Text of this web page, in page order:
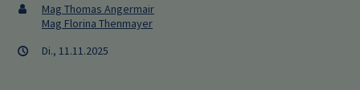
Mag Thomas Angermair
Mag Florina Thenmayer
Di., 11.11.2025